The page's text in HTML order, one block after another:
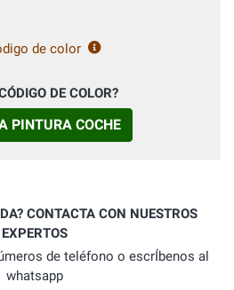
de color
DE COLOR?
PINTURA COCHE
CONTACTA CON NUESTROS
EXPERTOS
de teléfono o escrÍbenos al
whatsapp